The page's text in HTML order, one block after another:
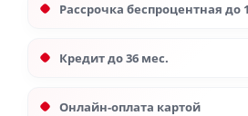
Рассрочка беспроцентная до
Кредит до 36 мес.
Онлайн-оплата картой